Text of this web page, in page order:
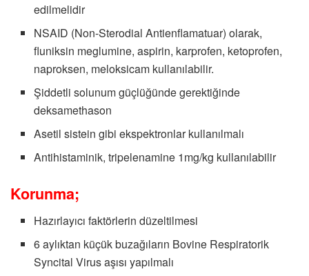
edilmelidir
NSAID (Non-Sterodial Antienflamatuar) olarak,
fluniksin meglumine, aspirin, karprofen, ketoprofen,
naproksen, meloksicam kullanılabilir.
Şiddetli solunum güçlüğünde gerektiğinde
deksamethason
Asetil sistein gibi ekspektronlar kullanılmalı
Antihistaminik, tripelenamine 1mg/kg kullanılabilir
Korunma;
Hazırlayıcı faktörlerin düzeltilmesi
6 aylıktan küçük buzağıların Bovine Respiratorik
Syncital Virus aşısı yapılmalı